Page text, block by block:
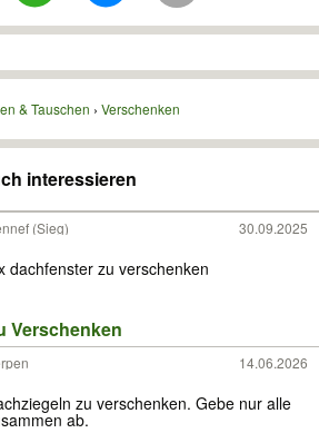
& Tauschen Verschenken
interessieren
(Sieg) 30.09.2025
dachfenster zu verschenken
Verschenken
14.06.2026
zu verschenken. Gebe nur alle
ab.